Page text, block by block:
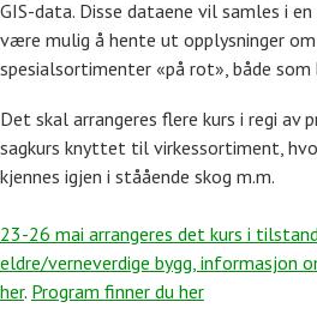
GIS-data. Disse dataene vil samles i
være mulig å hente ut opplysninger
spesialsortimenter «på rot», både
Det skal arrangeres flere kurs i regi
sagkurs knyttet til virkessortiment,
kjennes igjen i ståående skog m.m.
23-26 mai arrangeres det kurs i
eldre/verneverdige bygg, informasjon
her. Program finner du her